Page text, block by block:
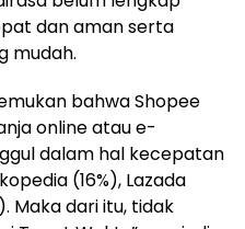
dan aman serta
mudah.
bahwa Shopee
online atau e-
dalam hal kecepatan
(16%), Lazada
Maka dari itu, tidak